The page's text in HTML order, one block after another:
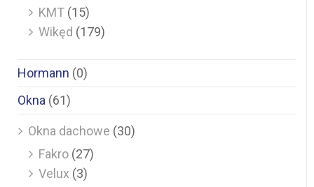
KMT (15)
Wikęd (179)
Hormann (0)
Okna (61)
Okna dachowe (30)
Fakro (27)
Velux (3)